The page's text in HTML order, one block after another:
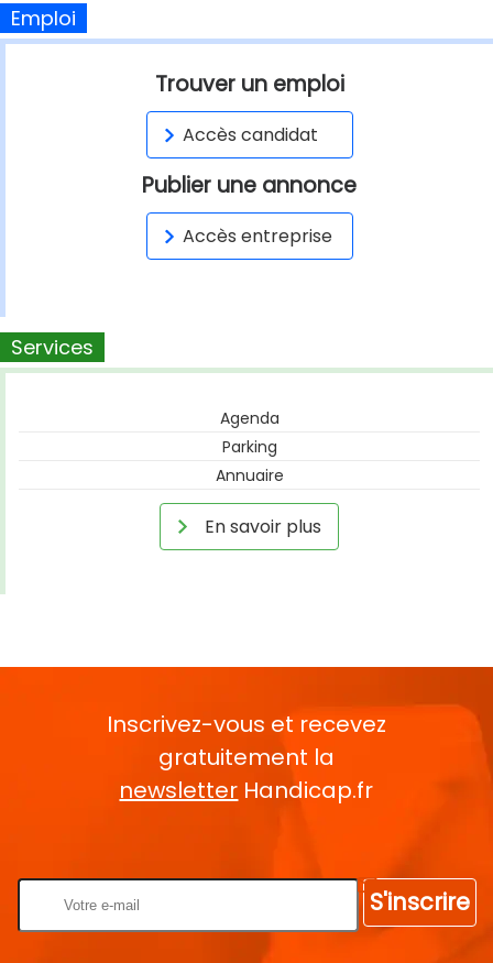
Emploi
Trouver un emploi
Accès candidat
Publier une annonce
Accès entreprise
Services
Agenda
Parking
Annuaire
En savoir plus
Inscrivez-vous et recevez
gratuitement la
newsletter Handicap.fr
S'inscrire